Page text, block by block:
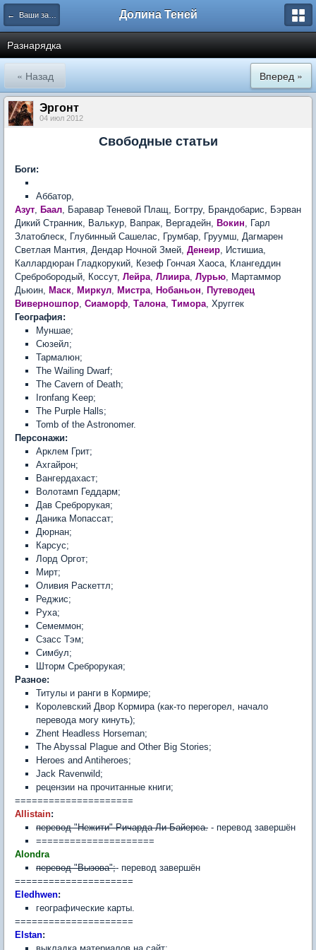
← Ваши замечания и предложения Долина Теней
Разнарядка
« Назад Вперед »
Эргонт
04 июл 2012
Свободные статьи
Боги:
Аббатор,
Азут, Баал, Баравар Теневой Плащ, Богтру, Брандобарис, Бэрван
Дикий Странник, Валькур, Вапрак, Вергадейн, Вокин, Гарл
Златоблеск, Глубинный Сашелас, Грумбар, Груумш, Дагмарен
Светлая Мантия, Дендар Ночной Змей, Денеир, Истишиа,
Каллардюран Гладкорукий, Кезеф Гончая Хаоса, Клангеддин
Сребробородый, Коссут, Лейра, Ллиира, Лурью, Мартаммор
Дьюин, Маск, Миркул, Мистра, Нобаньон, Путеводец
Виверношпор, Сиаморф, Талона, Тимора, Хруггек
География:
Муншае;
Сюзейл;
Тармалюн;
The Wailing Dwarf;
The Cavern of Death;
Ironfang Keep;
The Purple Halls;
Tomb of the Astronomer.
Персонажи:
Арклем Грит;
Ахгайрон;
Вангердахаст;
Волотамп Геддарм;
Дав Среброрукая;
Даника Мопассат;
Дюрнан;
Карсус;
Лорд Оргот;
Мирт;
Оливия Раскеттл;
Реджис;
Руха;
Семеммон;
Сзасс Тэм;
Симбул;
Шторм Среброрукая;
Разное:
Титулы и ранги в Кормире;
Королевский Двор Кормира (как-то перегорел, начало
перевода могу кинуть);
Zhent Headless Horseman;
The Abyssal Plague and Other Big Stories;
Heroes and Antiheroes;
Jack Ravenwild;
рецензии на прочитанные книги;
=====================
Allistain:
перевод "Нежити" Ричарда Ли Байерса. - перевод завершён
=====================
Alondra
перевод "Вызова";- перевод завершён
=====================
Eledhwen:
географические карты.
=====================
Elstan: